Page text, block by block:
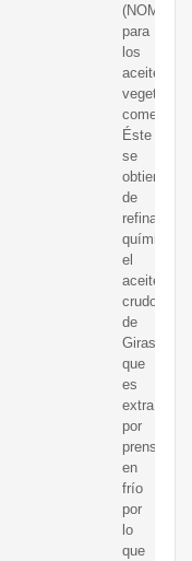
(NOM)
para
los
aceites
vegetales
Éste
se
obtiene
de
refinar
el
aceite
crudo
de
Girasol
que
es
extraído
por
prensado
en
frío
por
lo
que